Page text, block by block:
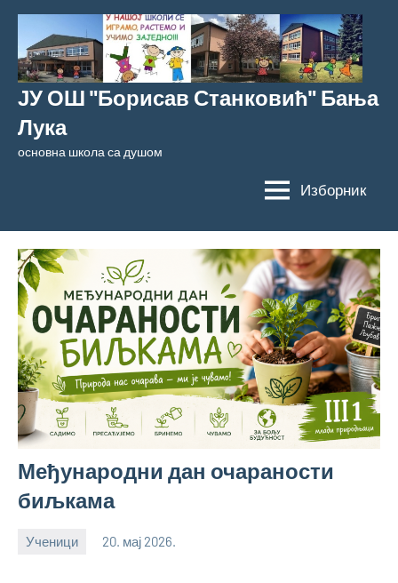
Скочи
садржај
ЈУ ОШ "Борисав Станковић" Бања
Лука
основна школа са душом
Изборник
Међународни дан очараности
биљкама
Ученици 20. мај 2026.
bstankovic